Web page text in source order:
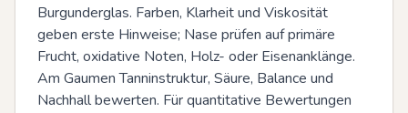
Burgunderglas. Farben, Klarheit und Viskosität
geben erste Hinweise; Nase prüfen auf primäre
Frucht, oxidative Noten, Holz- oder Eisenanklänge.
Am Gaumen Tanninstruktur, Säure, Balance und
Nachhall bewerten. Für quantitative Bewertungen